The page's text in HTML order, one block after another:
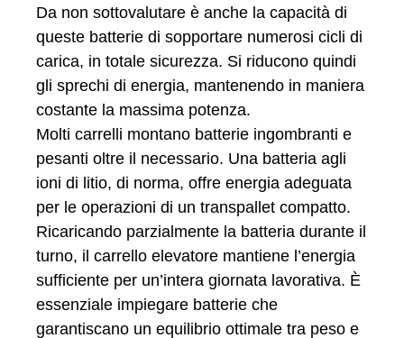
Da non sottovalutare è anche la capacità di
queste batterie di sopportare numerosi cicli di
carica, in totale sicurezza. Si riducono quindi
gli sprechi di energia, mantenendo in maniera
costante la massima potenza.
Molti carrelli montano batterie ingombranti e
pesanti oltre il necessario. Una batteria agli
ioni di litio, di norma, offre energia adeguata
per le operazioni di un transpallet compatto.
Ricaricando parzialmente la batteria durante il
turno, il carrello elevatore mantiene l’energia
sufficiente per un’intera giornata lavorativa. È
essenziale impiegare batterie che
garantiscano un equilibrio ottimale tra peso e